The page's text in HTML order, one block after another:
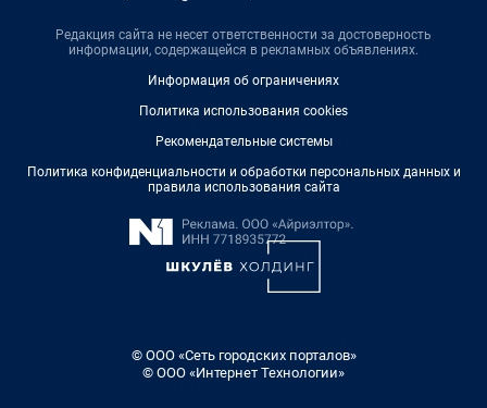
Редакция сайта не несет ответственности за достоверность
информации, содержащейся в рекламных объявлениях.
Информация об ограничениях
Политика использования cookies
Рекомендательные системы
Политика конфиденциальности и обработки персональных данных и
правила использования сайта
© ООО «Сеть городских порталов»
© ООО «Интернет Технологии»